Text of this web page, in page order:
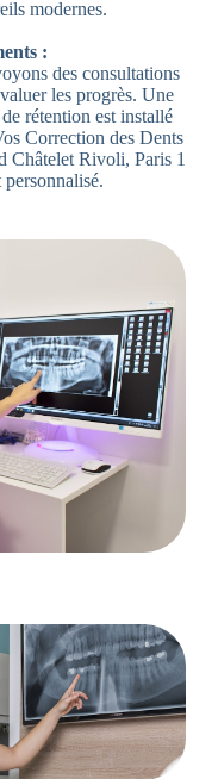
modernes.
:
des consultations
les progrès. Une
rétention est installé
Correction des Dents
Châtelet Rivoli, Paris 1